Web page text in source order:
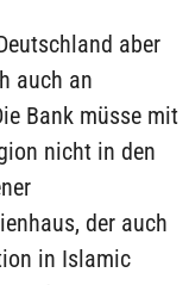
aber
auch an
Bank müsse mit
nicht in den
der auch
in Islamic